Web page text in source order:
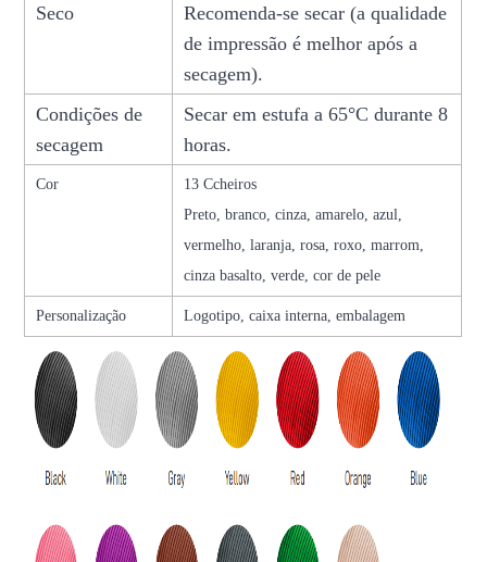
Seco
Recomenda-se secar (a qualidade
de impressão é melhor após a
secagem).
Condições de
secagem
Secar em estufa a 65°C durante 8
horas.
Cor 13 Ccheiros
Preto, branco, cinza, amarelo, azul,
vermelho, laranja, rosa, roxo, marrom,
cinza basalto, verde, cor de pele
Personalização Logotipo, caixa interna, embalagem